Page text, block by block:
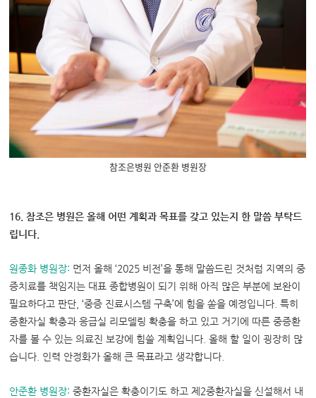
참조은병원 안준환 병원장
16. 참조은 병원은 올해 어떤 계획과 목표를 갖고 있는지 한 말씀 부탁드
립니다.
원종화 병원장: 먼저 올해 ‘2025 비전’을 통해 말씀드린 것처럼 지역의 중
증치료를 책임지는 대표 종합병원이 되기 위해 아직 많은 부분에 보완이
필요하다고 판단, ‘중증 진료시스템 구축’에 힘을 쏟을 예정입니다. 특히
중환자실 확충과 응급실 리모델링 확충을 하고 있고 거기에 따른 중증환
자를 볼 수 있는 의료진 보강에 힘쓸 계획입니다. 올해 할 일이 굉장히 많
습니다. 인력 안정화가 올해 큰 목표라고 생각합니다.
안준환 병원장: 중환자실은 확충이기도 하고 제2중환자실을 신설해서 내